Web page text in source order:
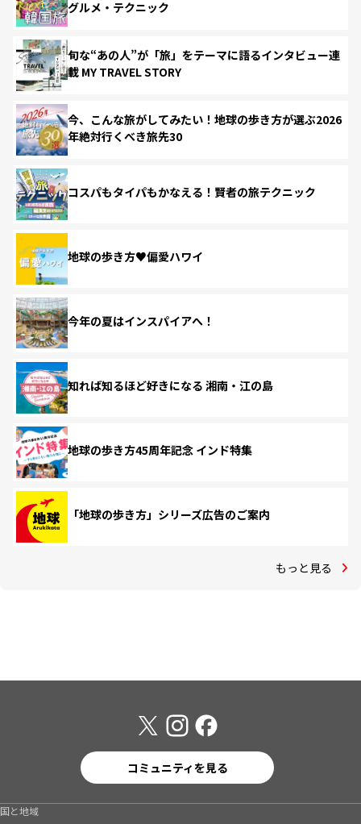
グルメ・テクニック
旬な“あの人”が「旅」をテーマに語るインタビュー連
載 MY TRAVEL STORY
今、こんな旅がしてみたい！地球の歩き方が選ぶ2026
年絶対行くべき旅先30
コスパもタイパもかなえる！賢者の旅テクニック
地球の歩き方♥偏愛ハワイ
今年の夏はインスパイアへ！
知れば知るほど好きになる 湘南・江の島
地球の歩き方45周年記念 インド特集
「地球の歩き方」シリーズ広告のご案内
もっと見る
コミュニティを見る
国と地域